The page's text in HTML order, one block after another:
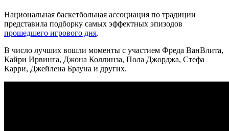
Национальная баскетбольная ассоциация по традиции
представила подборку самых эффектных эпизодов
прошедшего игрового дня.
В число лучших вошли моменты с участием Фреда ВанВлита,
Кайри Ирвинга, Джона Коллинза, Пола Джорджа, Стефа
Карри, Джейлена Брауна и других.